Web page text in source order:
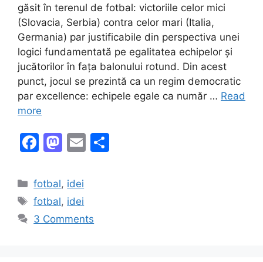
găsit în terenul de fotbal: victoriile celor mici
(Slovacia, Serbia) contra celor mari (Italia,
Germania) par justificabile din perspectiva unei
logici fundamentată pe egalitatea echipelor și
jucătorilor în fața balonului rotund. Din acest
punct, jocul se prezintă ca un regim democratic
par excellence: echipele egale ca număr … Read
more
F
c
e
b
M
st
o
d
E
Categories
fotbal, idei
Tags
fotbal, idei
3 Comments